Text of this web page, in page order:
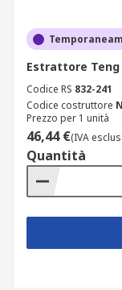
Estrattore Teng
Codice RS 832-241
Codice costruttore
Prezzo per 1 unità
46,44 €(IVA
Quantità